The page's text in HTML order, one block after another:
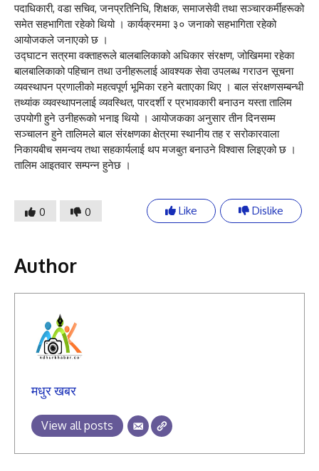
पदाधिकारी, वडा सचिव, जनप्रतिनिधि, शिक्षक, समाजसेवी तथा सञ्चारकर्मीहरूको
समेत सहभागिता रहेको थियो । कार्यक्रममा ३० जनाको सहभागिता रहेको
आयोजकले जनाएको छ ।
उद्घाटन सत्रमा वक्ताहरूले बालबालिकाको अधिकार संरक्षण, जोखिममा रहेका
बालबालिकाको पहिचान तथा उनीहरूलाई आवश्यक सेवा उपलब्ध गराउन सूचना
व्यवस्थापन प्रणालीको महत्वपूर्ण भूमिका रहने बताएका थिए । बाल संरक्षणसम्बन्धी
तथ्यांक व्यवस्थापनलाई व्यवस्थित, पारदर्शी र प्रभावकारी बनाउन यस्ता तालिम
उपयोगी हुने उनीहरूको भनाइ थियो । आयोजकका अनुसार तीन दिनसम्म
सञ्चालन हुने तालिमले बाल संरक्षणका क्षेत्रमा स्थानीय तह र सरोकारवाला
निकायबीच समन्वय तथा सहकार्यलाई थप मजबुत बनाउने विश्वास लिइएको छ ।
तालिम आइतवार सम्पन्न हुनेछ ।
0 0 Like Dislike
Author
मधुर खबर
View all posts